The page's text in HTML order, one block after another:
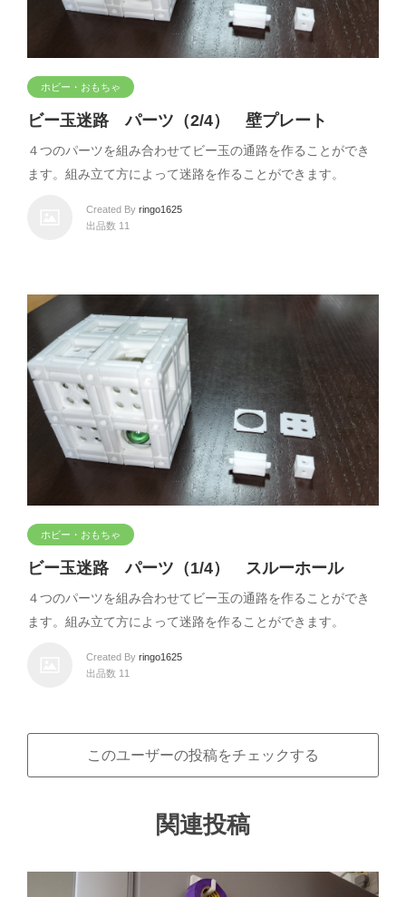
ホビー・おもちゃ
ビー玉迷路 パーツ（2/4） 壁プレート
４つのパーツを組み合わせてビー玉の通路を作ることができ
ます。組み立て方によって迷路を作ることができます。
Created By ringo1625
出品数 11
ホビー・おもちゃ
ビー玉迷路 パーツ（1/4） スルーホール
４つのパーツを組み合わせてビー玉の通路を作ることができ
ます。組み立て方によって迷路を作ることができます。
Created By ringo1625
出品数 11
このユーザーの投稿をチェックする
関連投稿